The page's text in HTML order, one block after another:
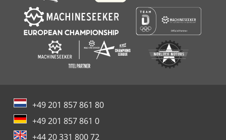
+49 201 857 861 80
+49 201 857 861 0
+44 20 331 800 72